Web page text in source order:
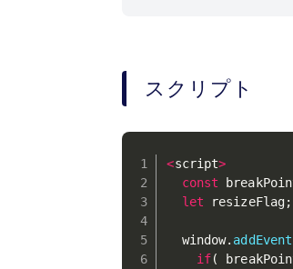
スクリプト
<script>
const
let resizeFlag;
  window
.
if(